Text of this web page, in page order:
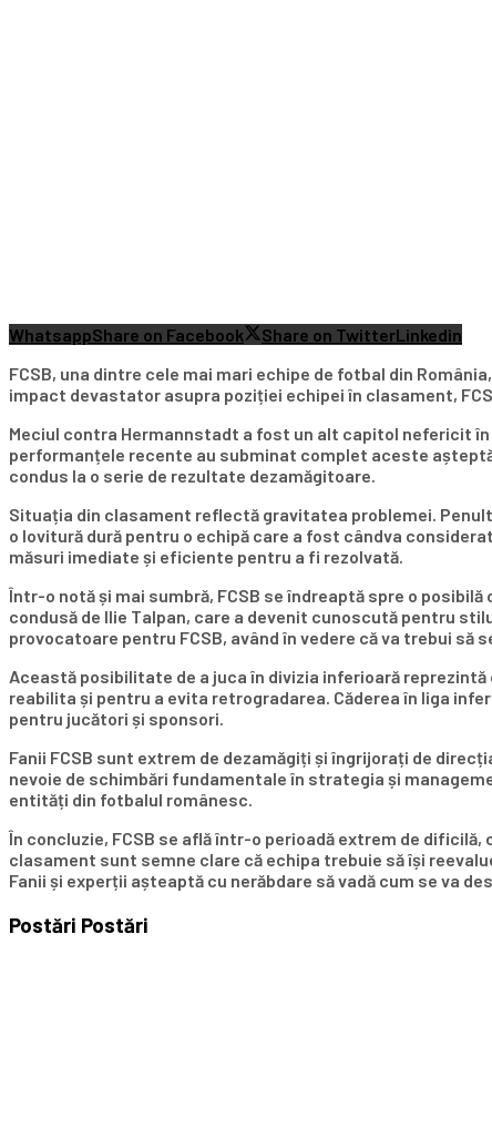
WhatsappShare on Facebook Share on TwitterLinkedin
FCSB, una dintre cele mai mari echipe de fotbal din
impact devastator asupra poziției echipei în clasament,
Meciul contra Hermannstadt a fost un alt capitol nefericit
performanțele recente au subminat complet aceste
condus la o serie de rezultate dezamăgitoare.
Situația din clasament reflectă gravitatea problemei.
o lovitură dură pentru o echipă care a fost cândva
măsuri imediate și eficiente pentru a fi rezolvată.
Într-o notă și mai sumbră, FCSB se îndreaptă spre o
condusă de Ilie Talpan, care a devenit cunoscută pentru
provocatoare pentru FCSB, având în vedere că va trebui
Această posibilitate de a juca în divizia inferioară
reabilita și pentru a evita retrogradarea. Căderea în liga
pentru jucători și sponsori.
Fanii FCSB sunt extrem de dezamăgiți și îngrijorați de
nevoie de schimbări fundamentale în strategia și
entități din fotbalul românesc.
În concluzie, FCSB se află într-o perioadă extrem de
clasament sunt semne clare că echipa trebuie să își
Fanii și experții așteaptă cu nerăbdare să vadă cum se va
Postări Postări